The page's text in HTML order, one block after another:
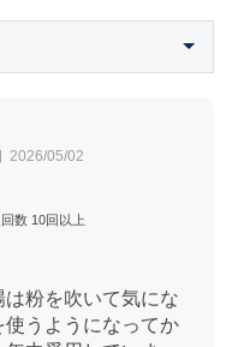
2026/05/02
回数 10回以上
粉を吹いて気にな
うようになってか